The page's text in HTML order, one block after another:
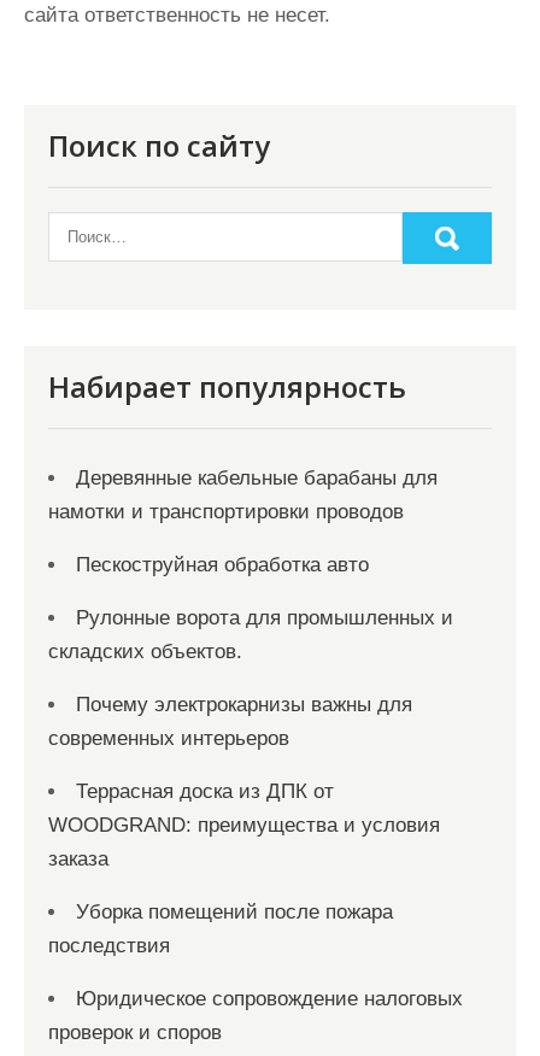
сайта ответственность не несет.
Поиск по сайту
Набирает популярность
Деревянные кабельные барабаны для
намотки и транспортировки проводов
Пескоструйная обработка авто
Рулонные ворота для промышленных и
складских объектов.
Почему электрокарнизы важны для
современных интерьеров
Террасная доска из ДПК от
WOODGRAND: преимущества и условия
заказа
Уборка помещений после пожара
последствия
Юридическое сопровождение налоговых
проверок и споров